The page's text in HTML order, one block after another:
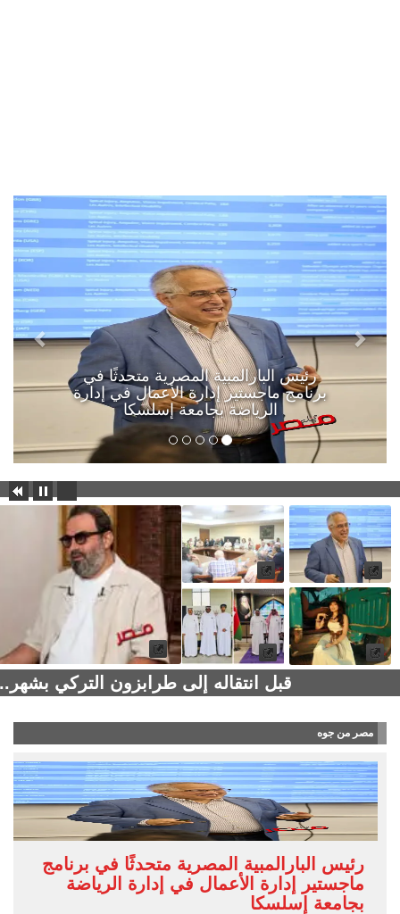
رئيس البارالمبية المصرية متحدثًا في
برنامج ماجستير إدارة الأعمال في إدارة
الرياضة بجامعة إسلسكا
قبل انتقاله إلى طرابزون التركي
مصر من جوه
رئيس البارالمبية المصرية متحدثًا في برنامج
ماجستير إدارة الأعمال في إدارة الرياضة
بجامعة إسلسكا